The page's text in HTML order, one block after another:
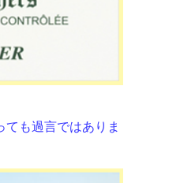
ても過言ではありま